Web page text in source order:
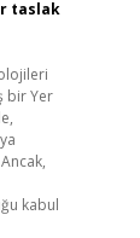
taslak
bir Yer
kabul